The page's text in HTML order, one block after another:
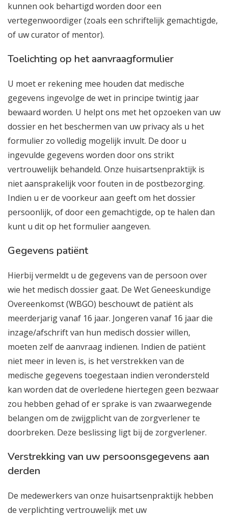
kunnen ook behartigd worden door een
vertegenwoordiger (zoals een schriftelijk gemachtigde,
of uw curator of mentor).
Toelichting op het aanvraagformulier
U moet er rekening mee houden dat medische
gegevens ingevolge de wet in principe twintig jaar
bewaard worden. U helpt ons met het opzoeken van uw
dossier en het beschermen van uw privacy als u het
formulier zo volledig mogelijk invult. De door u
ingevulde gegevens worden door ons strikt
vertrouwelijk behandeld. Onze huisartsenpraktijk is
niet aansprakelijk voor fouten in de postbezorging.
Indien u er de voorkeur aan geeft om het dossier
persoonlijk, of door een gemachtigde, op te halen dan
kunt u dit op het formulier aangeven.
Gegevens patiënt
Hierbij vermeldt u de gegevens van de persoon over
wie het medisch dossier gaat. De Wet Geneeskundige
Overeenkomst (WBGO) beschouwt de patiënt als
meerderjarig vanaf 16 jaar. Jongeren vanaf 16 jaar die
inzage/afschrift van hun medisch dossier willen,
moeten zelf de aanvraag indienen. Indien de patiënt
niet meer in leven is, is het verstrekken van de
medische gegevens toegestaan indien verondersteld
kan worden dat de overledene hiertegen geen bezwaar
zou hebben gehad of er sprake is van zwaarwegende
belangen om de zwijgplicht van de zorgverlener te
doorbreken. Deze beslissing ligt bij de zorgverlener.
Verstrekking van uw persoonsgegevens aan
derden
De medewerkers van onze huisartsenpraktijk hebben
de verplichting vertrouwelijk met uw